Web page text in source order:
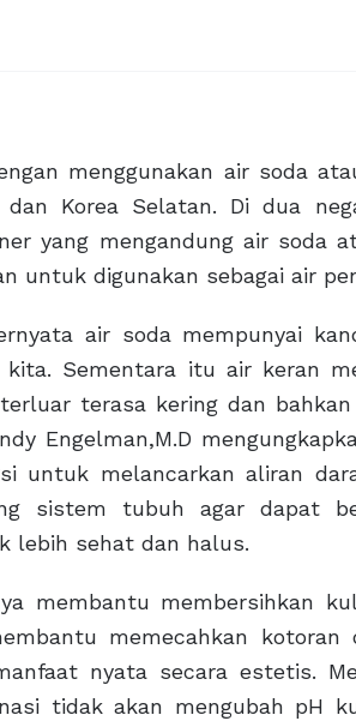
menggunakan air soda
Korea Selatan. Di dua
yang mengandung air soda
untuk digunakan sebagai air
air soda mempunyai
Sementara itu air keran
terasa kering dan bahkan
Engelman,M.D
untuk melancarkan aliran
sistem tubuh agar dapat
lebih sehat dan halus.
membantu membersihkan
memecahkan
nyata secara estetis.
tidak akan mengubah pH